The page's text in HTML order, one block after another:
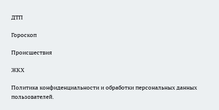
ДТП
Гороскоп
Происшествия
ЖКХ
Политика конфиденциальности и обработки персональных данных
пользователей.